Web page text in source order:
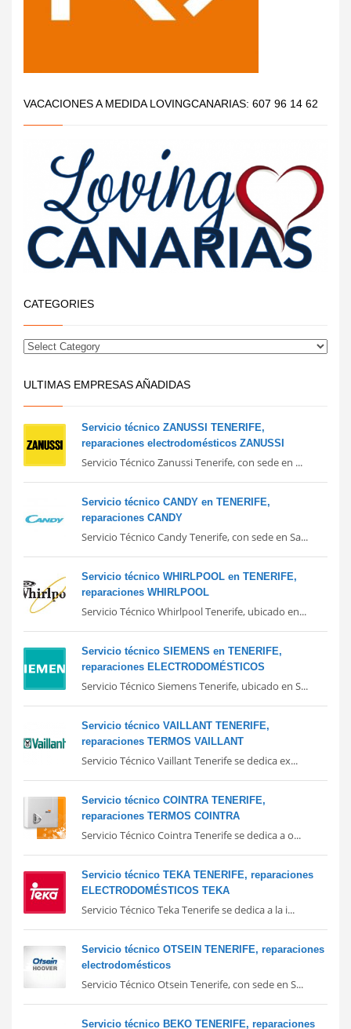
VACACIONES A MEDIDA LOVINGCANARIAS: 607 96 14 62
CATEGORIES
ULTIMAS EMPRESAS AÑADIDAS
Servicio técnico ZANUSSI TENERIFE,
reparaciones electrodomésticos ZANUSSI
Servicio Técnico Zanussi Tenerife, con sede en ...
Servicio técnico CANDY en TENERIFE,
reparaciones CANDY
Servicio Técnico Candy Tenerife, con sede en Sa...
Servicio técnico WHIRLPOOL en TENERIFE,
reparaciones WHIRLPOOL
Servicio Técnico Whirlpool Tenerife, ubicado en...
Servicio técnico SIEMENS en TENERIFE,
reparaciones ELECTRODOMÉSTICOS
Servicio Técnico Siemens Tenerife, ubicado en S...
Servicio técnico VAILLANT TENERIFE,
reparaciones TERMOS VAILLANT
Servicio Técnico Vaillant Tenerife se dedica ex...
Servicio técnico COINTRA TENERIFE,
reparaciones TERMOS COINTRA
Servicio Técnico Cointra Tenerife se dedica a o...
Servicio técnico TEKA TENERIFE, reparaciones
ELECTRODOMÉSTICOS TEKA
Servicio Técnico Teka Tenerife se dedica a la i...
Servicio técnico OTSEIN TENERIFE, reparaciones
electrodomésticos
Servicio Técnico Otsein Tenerife, con sede en S...
Servicio técnico BEKO TENERIFE, reparaciones